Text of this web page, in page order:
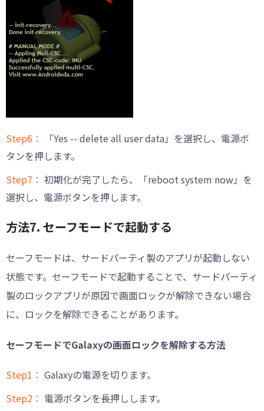
Step6：
「Yes -- delete all user data」を選択し、電源ボ
タンを押します。
Step7： 初期化が完了したら、「reboot system now」を
選択し、電源ボタンを押します。
方法7. セーフモードで起動する
セーフモードは、サードパーティ製のアプリが起動しない
状態です。セーフモードで起動することで、サードパーティ
製のロックアプリが原因で画面ロックが解除できない場合
に、ロックを解除できることがあります。
セーフモードでGalaxyの画面ロックを解除する方法
Step1： Galaxyの電源を切ります。
Step2： 電源ボタンを長押しします。